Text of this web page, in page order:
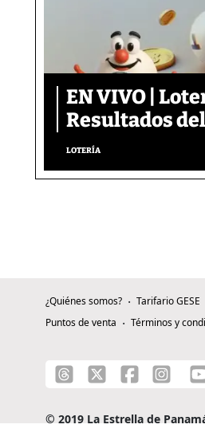
EN VIVO |
Resultados
LOTERÍA
¿Quiénes somos? Tarifario GESE
Puntos de venta
Términos y
© 2019 La Estrella de